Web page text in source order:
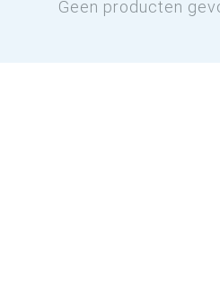
Geen producten